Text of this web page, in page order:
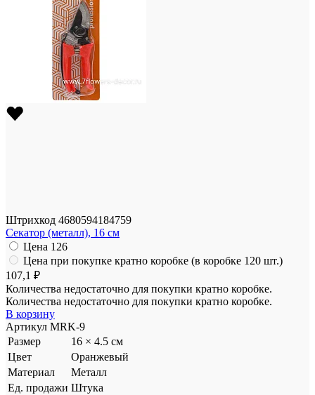
Штрихкод 4680594184759
Секатор (металл), 16 см
Цена 126
Цена при покупке кратно коробке (в коробке 120 шт.)
107,1 ₽
Количества недостаточно для покупки кратно коробке.
Количества недостаточно для покупки кратно коробке.
В корзину
Артикул MRK-9
Размер
16 × 4.5 см
Цвет
Оранжевый
Материал
Металл
Ед. продажи Штука